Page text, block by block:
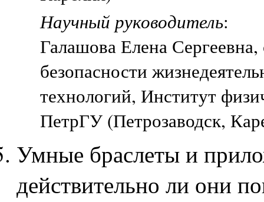
Научный руководитель:
Галашова Елена
безопасности
технологий, Институт
ПетрГУ (Петрозаводск,
Умные браслеты и
действительно ли они